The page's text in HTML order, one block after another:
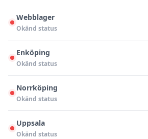
Webblager
Okänd status
Enköping
Okänd status
Norrköping
Okänd status
Uppsala
Okänd status